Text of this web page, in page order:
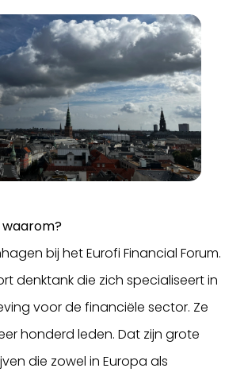
bij het Eurofi Financial Forum.
denktank die zich specialiseert in
voor de financiële sector. Ze
honderd leden. Dat zijn grote
die zowel in Europa als